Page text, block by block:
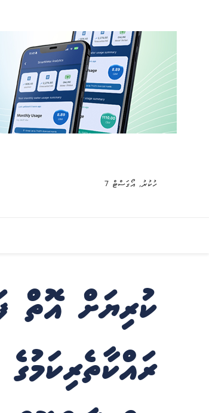
ހުކުރު, އޯގަސްޓް 7
ކުރިޔަށް އޮތް